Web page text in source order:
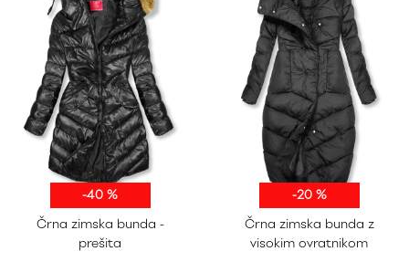
-40 %
Črna zimska bunda -
prešita
S M L
XL
XXL
-20 %
Črna zimska bunda z
visokim ovratnikom
S M L
XL